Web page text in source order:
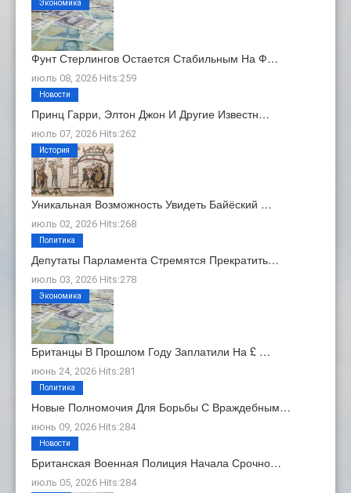
Фунт Стерлингов Остается Стабильным На Ф…
июль 08, 2026 Hits:259
Экономика
Принц Гарри, Элтон Джон И Другие Известн…
июль 07, 2026 Hits:262
Новости
Уникальная Возможность Увидеть Байёский …
июль 02, 2026 Hits:268
История
Депутаты Парламента Стремятся Прекратить…
июль 03, 2026 Hits:278
Политика
Британцы В Прошлом Году Заплатили На £ …
июнь 24, 2026 Hits:281
Экономика
Новые Полномочия Для Борьбы С Враждебным…
июнь 09, 2026 Hits:284
Политика
Британская Военная Полиция Начала Срочно…
июль 05, 2026 Hits:284
Новости